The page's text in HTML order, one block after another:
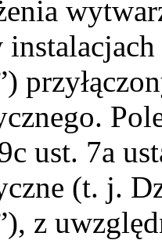
ust. 7a
(t. j.
z